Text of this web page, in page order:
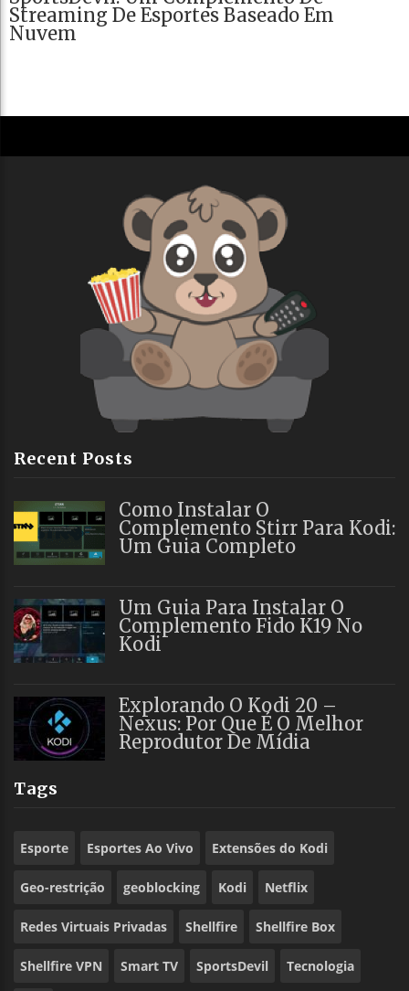
Streaming De Esportes Baseado Em
Nuvem
Recent Posts
Como Instalar O
Complemento Stirr Para Kodi:
Um Guia Completo
Um Guia Para Instalar O
Complemento Fido K19 No
Kodi
Explorando O Kodi 20 –
Nexus: Por Que É O Melhor
Reprodutor De Mídia
Tags
Esporte Esportes Ao Vivo Extensões do Kodi
Geo-restrição geoblocking Kodi Netflix
Redes Virtuais Privadas Shellfire Shellfire Box
Shellfire VPN Smart TV SportsDevil Tecnologia